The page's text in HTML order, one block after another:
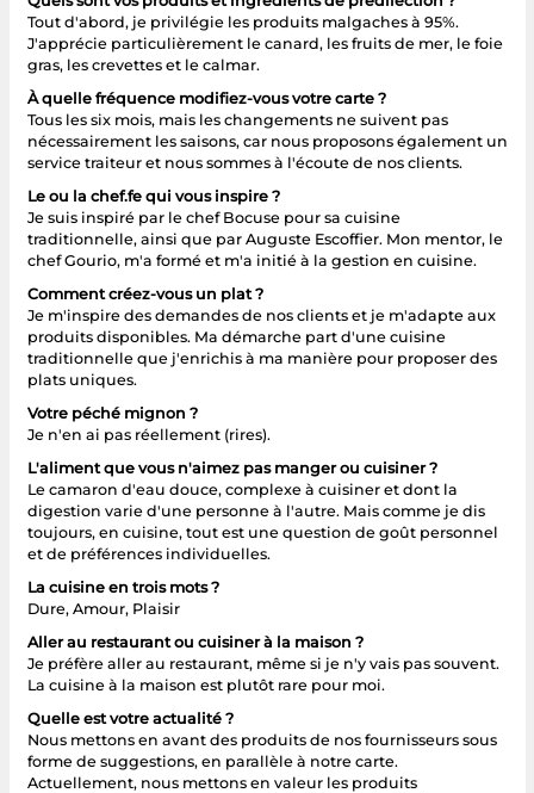
Tout d'abord, je privilégie les produits malgaches à 95%.
J'apprécie particulièrement le canard, les fruits de mer, le foie
gras, les crevettes et le calmar.
À quelle fréquence modifiez-vous votre carte ?
Tous les six mois, mais les changements ne suivent pas
nécessairement les saisons, car nous proposons également un
service traiteur et nous sommes à l'écoute de nos clients.
Le ou la chef.fe qui vous inspire ?
Je suis inspiré par le chef Bocuse pour sa cuisine
traditionnelle, ainsi que par Auguste Escoffier. Mon mentor, le
chef Gourio, m'a formé et m'a initié à la gestion en cuisine.
Comment créez-vous un plat ?
Je m'inspire des demandes de nos clients et je m'adapte aux
produits disponibles. Ma démarche part d'une cuisine
traditionnelle que j'enrichis à ma manière pour proposer des
plats uniques.
Votre péché mignon ?
Je n'en ai pas réellement (rires).
L'aliment que vous n'aimez pas manger ou cuisiner ?
Le camaron d'eau douce, complexe à cuisiner et dont la
digestion varie d'une personne à l'autre. Mais comme je dis
toujours, en cuisine, tout est une question de goût personnel
et de préférences individuelles.
La cuisine en trois mots ?
Dure, Amour, Plaisir
Aller au restaurant ou cuisiner à la maison ?
Je préfère aller au restaurant, même si je n'y vais pas souvent.
La cuisine à la maison est plutôt rare pour moi.
Quelle est votre actualité ?
Nous mettons en avant des produits de nos fournisseurs sous
forme de suggestions, en parallèle à notre carte.
Actuellement, nous mettons en valeur les produits